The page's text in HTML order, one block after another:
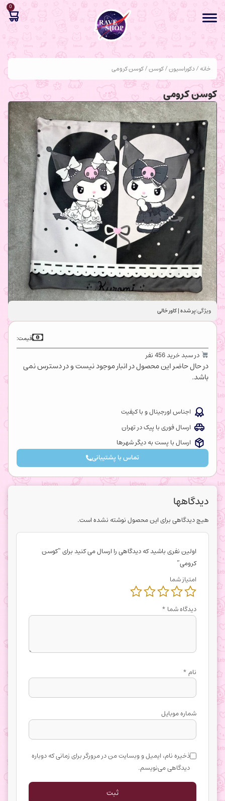
0
خانه/دکوراسیون/کوسن/ کوسن کرومی
کوسن کرومی
ویژگی:پر شده | کاور خالی
قیمت:
در سبد خرید 456 نفر
در حال حاضر این محصول در انبار موجود نیست و در دسترس نمی
باشد.
اجناس اورجینال و با کیفیت
ارسال فوری با پیک در تهران
ارسال با پست به دیگر شهرها
تماس با پشتیبانی
دیدگاهها
هیچ دیدگاهی برای این محصول نوشته نشده است.
اولین نفری باشید که دیدگاهی را ارسال می کنید برای “کوسن
کرومی”
امتیاز شما
دیدگاه شما *
نام*
شماره موبایل
ذخیره نام، ایمیل و وبسایت من در مرورگر برای زمانی که دوباره
دیدگاهی می‌نویسم.